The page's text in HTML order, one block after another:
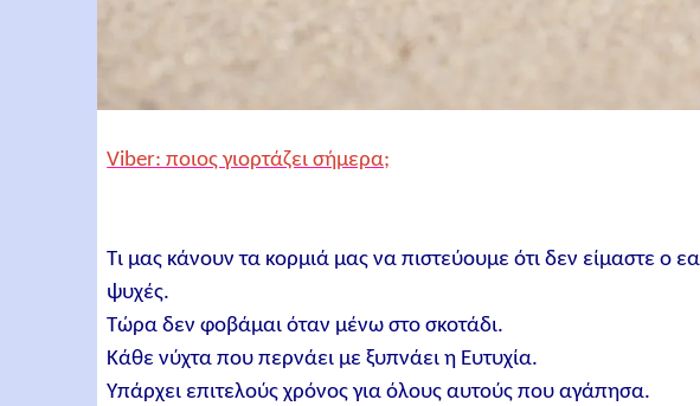
Viber: ποιος γιορτάζει σήμερα;
Τι μας κάνουν τα κορμιά μας να πιστεύουμε ότι δεν είμαστε ο
ψυχές.
Τώρα δεν φοβάμαι όταν μένω στο σκοτάδι.
Κάθε νύχτα που περνάει με ξυπνάει η Ευτυχία.
Υπάρχει επιτελούς χρόνος για όλους αυτούς που αγάπησα.